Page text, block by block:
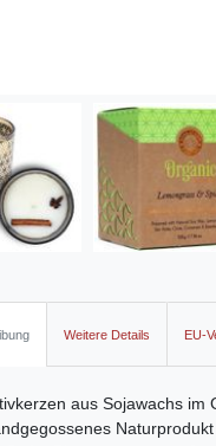
Weitere Details EU-
aus Sojawachs im